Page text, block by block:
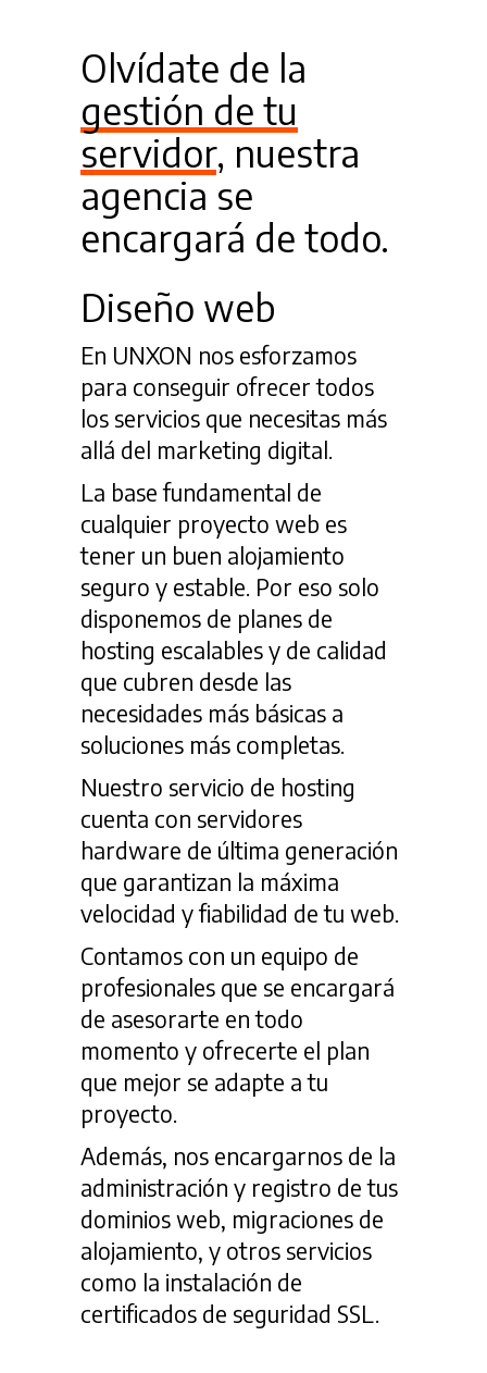
Olvídate de la
gestión de tu
servidor, nuestra
agencia se
encargará de todo.
Diseño web
En UNXON nos esforzamos
para conseguir ofrecer todos
los servicios que necesitas más
allá del marketing digital.
La base fundamental de
cualquier proyecto web es
tener un buen alojamiento
seguro y estable. Por eso solo
disponemos de planes de
hosting escalables y de calidad
que cubren desde las
necesidades más básicas a
soluciones más completas.
Nuestro servicio de hosting
cuenta con servidores
hardware de última generación
que garantizan la máxima
velocidad y fiabilidad de tu web.
Contamos con un equipo de
profesionales que se encargará
de asesorarte en todo
momento y ofrecerte el plan
que mejor se adapte a tu
proyecto.
Además, nos encargarnos de la
administración y registro de tus
dominios web, migraciones de
alojamiento, y otros servicios
como la instalación de
certificados de seguridad SSL.